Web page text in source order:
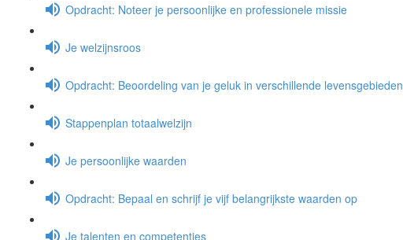
Opdracht: Noteer je persoonlijke en professionele missie
Je welzijnsroos
Opdracht: Beoordeling van je geluk in verschillende levensgebieden
Stappenplan totaalwelzijn
Je persoonlijke waarden
Opdracht: Bepaal en schrijf je vijf belangrijkste waarden op
Je talenten en competenties